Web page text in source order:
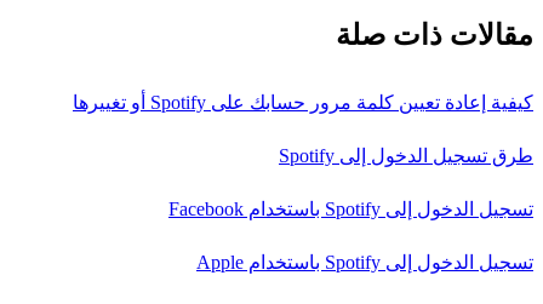
مقالات ذات صلة
كيفية إعادة تعيين كلمة مرور حسابك على Spotify أو تغييرها
طرق تسجيل الدخول إلى Spotify
تسجيل الدخول إلى Spotify باستخدام Facebook
تسجيل الدخول إلى Spotify باستخدام Apple